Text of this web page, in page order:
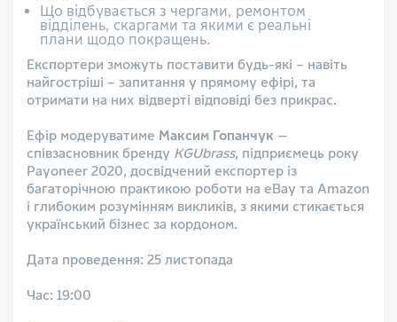
Що відбувається з чергами, ремонтом
відділень, скаргами та якими є реальні
плани щодо покращень.
Експортери зможуть поставити будь-які – навіть
найгостріші – запитання у прямому ефірі, та
отримати на них відверті відповіді без прикрас.
Ефір модеруватиме Максим Гопанчук —
співзасновник бренду KGUbrass, підприємець року
Payoneer 2020, досвідчений експортер із
багаторічною практикою роботи на eBay та Amazon
і глибоким розумінням викликів, з якими стикається
український бізнес за кордоном.
Дата проведення: 25 листопада
Час: 19:00